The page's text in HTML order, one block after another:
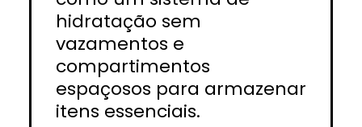
hidratação sem
vazamentos e
compartimentos
espaçosos para armazenar
itens essenciais.